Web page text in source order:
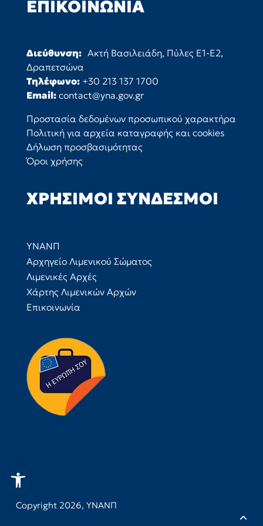
Ανοίξτε τη γραμμή
ΕΠΙΚΟΙΝΩΝΊΑ
Διεύθυνση: Ακτή Βασιλειάδη, Πύλες Ε1-Ε2,
Δραπετσώνα
Τηλέφωνο: +30 213 137 1700
Email: contact@yna.gov.gr
Προστασία δεδομένων προσωπικού χαρακτήρα
Πολιτική για αρχεία καταγραφής και cookies
Δήλωση προσβασιμότητας
Όροι χρήσης
ΧΡΉΣΙΜΟΙ ΣΎΝΔΕΣΜΟΙ
ΥΝΑΝΠ
Αρχηγείο Λιμενικού Σώματος
Λιμενικές Αρχές
Χάρτης Λιμενικών Αρχών
Επικοινωνία
Copyright 2026, ΥΝΑΝΠ